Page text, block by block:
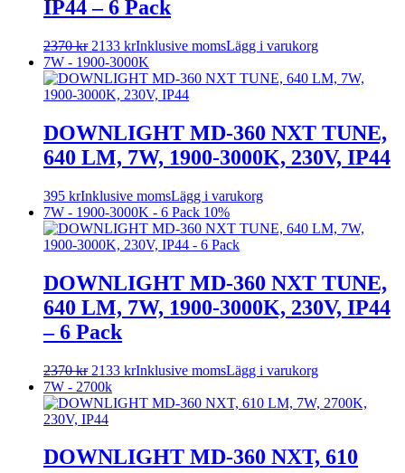
IP44 – 6 Pack
2370kr 2133 krInklusive momsLägg i varukorg
7W - 1900-3000K
DOWNLIGHT MD-360 NXT TUNE,
640 LM, 7W, 1900-3000K, 230V, IP44
395 krInklusive momsLägg i varukorg
7W - 1900-3000K - 6 Pack 10%
DOWNLIGHT MD-360 NXT TUNE,
640 LM, 7W, 1900-3000K, 230V, IP44
– 6 Pack
2370kr 2133 krInklusive momsLägg i varukorg
7W - 2700k
DOWNLIGHT MD-360 NXT, 610